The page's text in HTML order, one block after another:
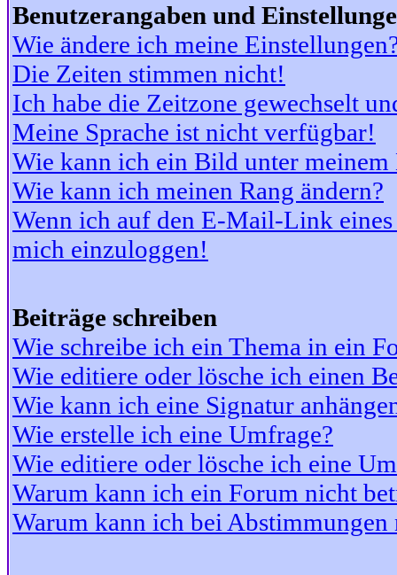
Benutzerangaben und
Wie ändere ich meine
Die Zeiten stimmen nicht!
Ich habe die Zeitzone gewechselt
Meine Sprache ist nicht verfügbar!
Wie kann ich ein Bild unter meinem
Wie kann ich meinen Rang ändern?
Wenn ich auf den E-Mail-Link
mich einzuloggen!
Beiträge schreiben
Wie schreibe ich ein Thema in ein
Wie editiere oder lösche ich einen
Wie kann ich eine Signatur
Wie erstelle ich eine Umfrage?
Wie editiere oder lösche ich eine
Warum kann ich ein Forum nicht
Warum kann ich bei